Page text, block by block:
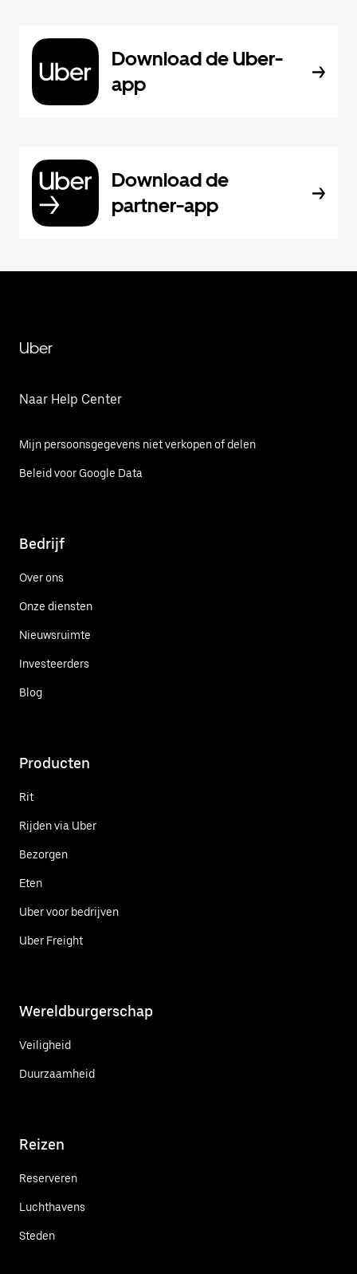
Download de Uber-
app
Download de
partner-app
Uber
Naar Help Center
Mijn persoonsgegevens niet verkopen of delen
Beleid voor Google Data
Bedrijf
Over ons
Onze diensten
Nieuwsruimte
Investeerders
Blog
Producten
Rit
Rijden via Uber
Bezorgen
Eten
Uber voor bedrijven
Uber Freight
Wereldburgerschap
Veiligheid
Duurzaamheid
Reizen
Reserveren
Luchthavens
Steden